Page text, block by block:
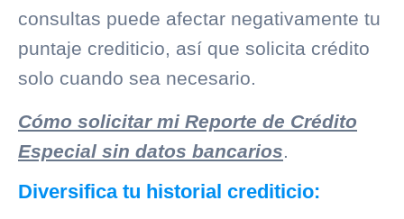
consultas puede afectar negativamente tu
puntaje crediticio, así que solicita crédito
solo cuando sea necesario.
Cómo solicitar mi Reporte de Crédito
Especial sin datos bancarios
Diversifica tu historial crediticio: